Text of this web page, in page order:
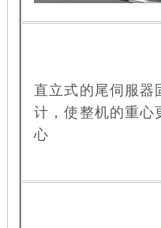
直立式的尾伺服器
计，使整机的重心
心